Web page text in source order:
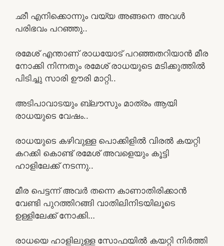
ഛീ എനിക്കൊന്നും വയ്യ അങ്ങനെ അവൾ
പരിഭവം പറഞ്ഞു..
രമേശ് എന്താണ് രാധയോട് പറഞ്ഞതറിയാൻ മീര
നോക്കി നിന്നതും രമേശ് രാധയുടെ മടിക്കുത്തിൽ
പിടിച്ചു സാരി ഊരി മാറ്റി..
അടിപാവാടയും ബ്ലൗസും മാത്രം ആയി
രാധയുടെ വേഷം..
രാധയുടെ കഴിവുള്ള പൊക്കിളിൽ വിരൽ കയറ്റി
കറക്കി കൊണ്ട് രമേശ് അവളെയും കൂട്ടി
ഹാളിലേക്ക് നടന്നു..
മീര പെട്ടന്ന് അവർ തന്നെ കാണാതിരിക്കാൻ
വേണ്ടി പുറത്തിറങ്ങി വാതിലിനിടയിലൂടെ
ഉള്ളിലേക്ക് നോക്കി…
രാധയെ ഹാളിലുള്ള സോഫയിൽ കയറ്റി നിർത്തി